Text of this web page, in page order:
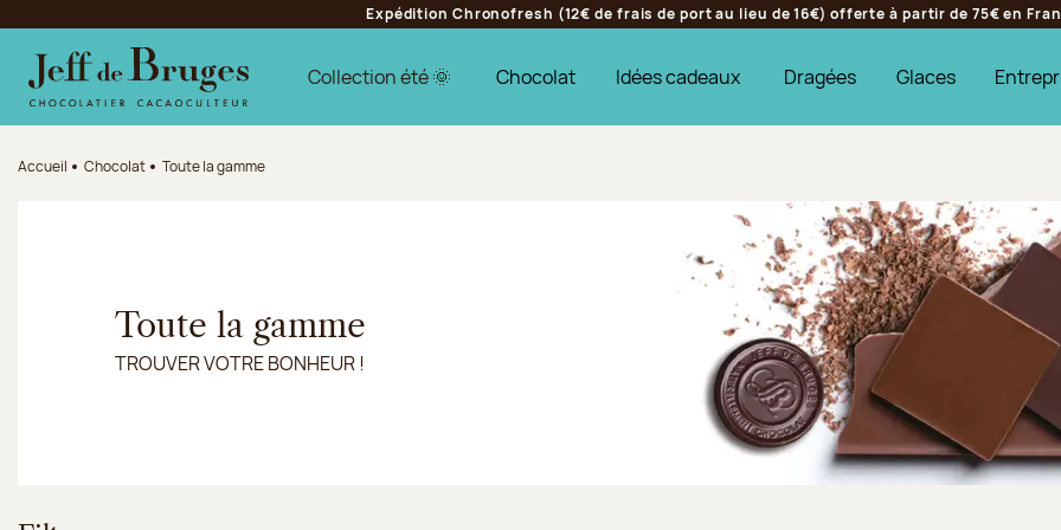
Aller au contenu principal
Aller au pied de page
Expédition Chronofresh (12€ de frais de port au lieu de 16€) offerte à partir de 75€ en
Collection été 🌞 Chocolat Idées cadeaux Dragées Glaces
Accueil Chocolat Toute la gamme
Toute la gamme
TROUVER VOTRE BONHEUR !